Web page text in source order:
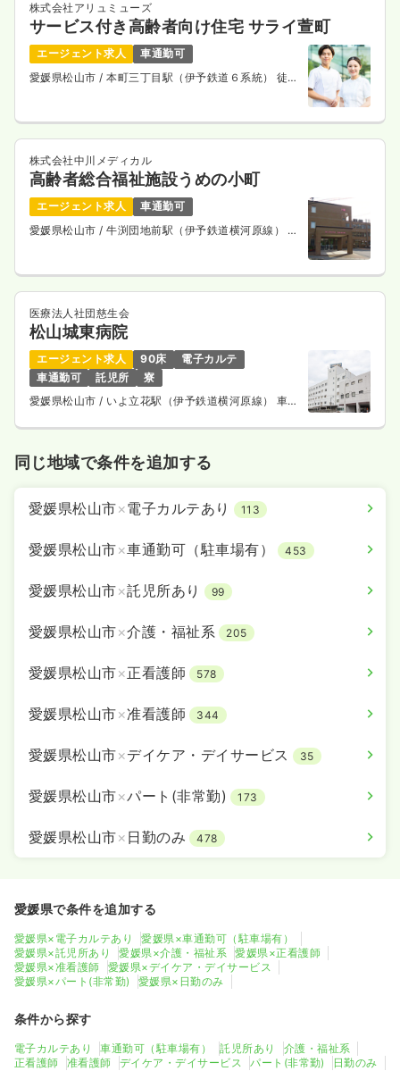
株式会社アリュミューズ
サービス付き高齢者向け住宅 サライ萱町
エージェント求人
車通勤可
愛媛県松山市 / 本町三丁目駅（伊予鉄道６系統） 徒歩
株式会社中川メディカル
高齢者総合福祉施設うめの小町
エージェント求人
車通勤可
愛媛県松山市 / 牛渕団地前駅（伊予鉄道横河原線） 徒
医療法人社団慈生会
松山城東病院
エージェント求人 90床
電子カルテ
車通勤可
託児所
寮
愛媛県松山市/ いよ立花駅（伊予鉄道横河原線） 車6
同じ地域で条件を追加する
愛媛県松山市×電子カルテあり 113
愛媛県松山市×車通勤可（駐車場有） 453
愛媛県松山市×託児所あり 99
愛媛県松山市×介護・福祉系 205
愛媛県松山市×正看護師 578
愛媛県松山市×准看護師 344
愛媛県松山市×デイケア・デイサービス 35
愛媛県松山市×パート(非常勤) 173
愛媛県松山市× 日勤のみ 478
愛媛県で条件を追加する
愛媛県×電子カルテあり
愛媛県×車通勤可（駐車場有）
愛媛県×託児所あり
愛媛県×介護・福祉系
愛媛県×正看護師
愛媛県×准看護師
愛媛県×デイケア・デイサービス
愛媛県×パート(非常勤)
愛媛県×日勤のみ
条件から探す
電子カルテあり 車通勤可（駐車場有） 託児所あり
介護・福祉系
正看護師
准看護師 デイケア・デイサービス パート(非常勤) 日勤のみ